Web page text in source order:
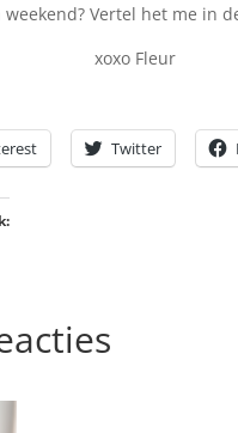
Vertel het me in
xoxo Fleur
Twitter